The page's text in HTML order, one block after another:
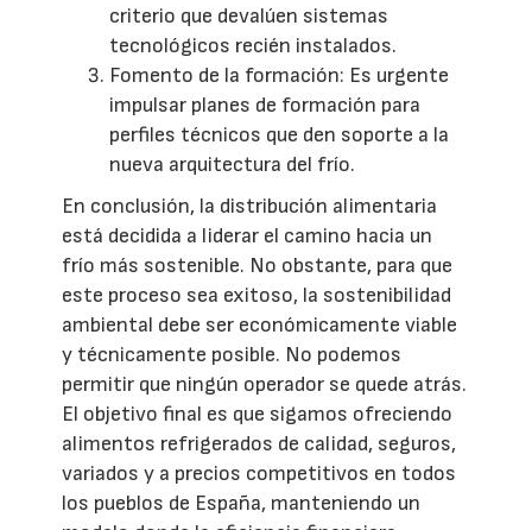
criterio que devalúen sistemas
tecnológicos recién instalados.
Fomento de la formación: Es urgente
impulsar planes de formación para
perfiles técnicos que den soporte a la
nueva arquitectura del frío.
En conclusión, la distribución alimentaria
está decidida a liderar el camino hacia un
frío más sostenible. No obstante, para que
este proceso sea exitoso, la sostenibilidad
ambiental debe ser económicamente viable
y técnicamente posible. No podemos
permitir que ningún operador se quede atrás.
El objetivo final es que sigamos ofreciendo
alimentos refrigerados de calidad, seguros,
variados y a precios competitivos en todos
los pueblos de España, manteniendo un